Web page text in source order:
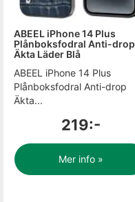
ABEEL iPhone 14 Plus
Plånboksfodral Anti-drop
Äkta Läder Blå
ABEEL iPhone 14 Plus
Plånboksfodral Anti-drop
Äkta...
219:-
Mer info »